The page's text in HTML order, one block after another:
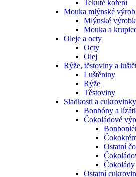
Tekuté koření
Mouka mlýnské
Mlýnské
Mouka a
Oleje a octy
Octy
Olej
Rýže, těstoviny a
Luštěniny
Rýže
Těstoviny
Sladkosti a cukrovinky
Bonbóny a
Čokoládové
Ostatní
Čokolády
Ostatní